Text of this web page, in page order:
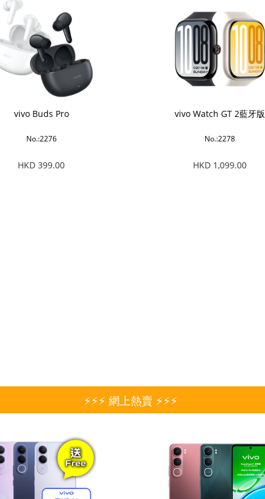
vivo Buds Pro
No.:2276
HKD 399.00
vivo Watch GT 2藍牙版
No.:2278
HKD 1,099.00
⚡⚡⚡ 網上熱賣 ⚡⚡⚡